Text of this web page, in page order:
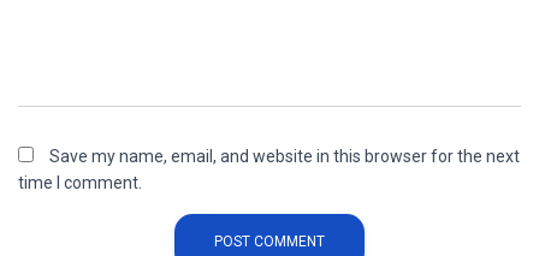
Save my name, email, and website in this browser for the next
time I comment.